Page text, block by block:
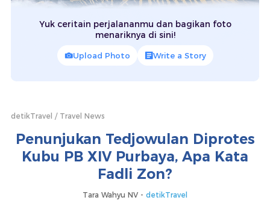
Yuk ceritain perjalananmu dan bagikan foto
menariknya di sini!
Upload Photo Write a Story
detikTravel Travel News
Penunjukan Tedjowulan Diprotes
Kubu PB XIV Purbaya, Apa Kata
Fadli Zon?
Tara Wahyu NV - detikTravel